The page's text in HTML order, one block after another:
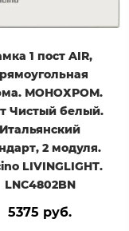
1 пост AIR,
МОНОХРОМ.
Чистый белый.
Итальянский
2 модуля.
LIVINGLIGHT.
LNC4802BN
5375 руб.